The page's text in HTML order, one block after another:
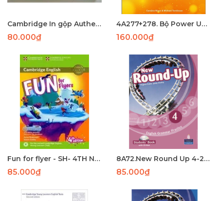
Cambridge In gộp Authentic Flyers 1,2,3,4
80.000₫
4A277+278. Bộ Power Up start smart (SB + WB) - LASER
160.000₫
Fun for flyer - SH- 4TH NHẬP
85.000₫
8A72.New Round Up 4-209 - PHUN
85.000₫